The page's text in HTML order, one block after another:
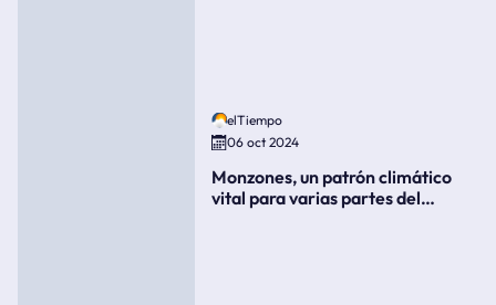
elTiempo
06 oct 2024
Monzones, un patrón climático
vital para varias partes del